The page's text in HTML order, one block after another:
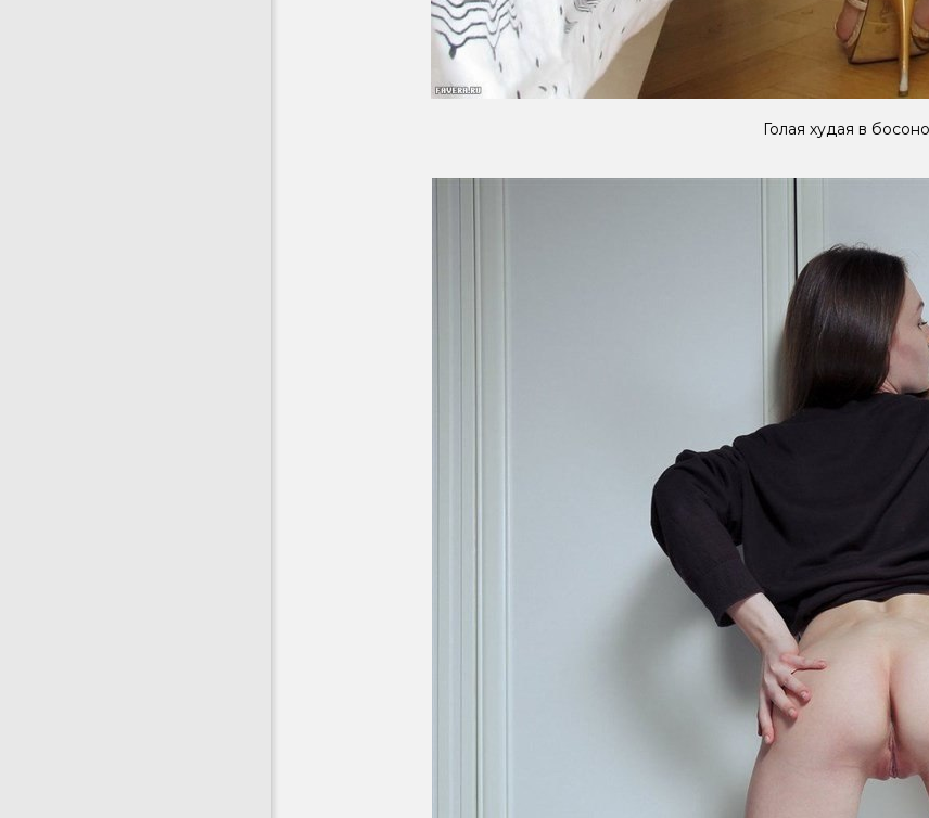
Голая худая в